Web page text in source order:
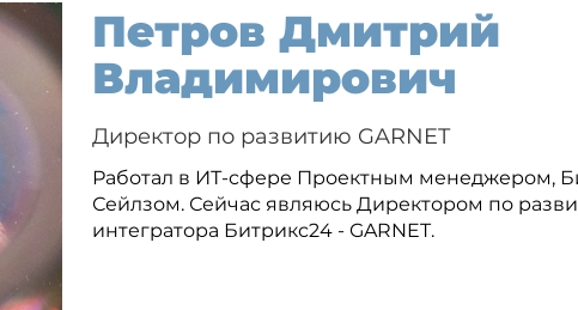
Петров Дмитрий
Владимирович
Директор по развитию GARNET
Работал в ИТ-сфере Проектным менеджером,
Сейлзом. Сейчас являюсь Директором по
интегратора Битрикс24 - GARNET.